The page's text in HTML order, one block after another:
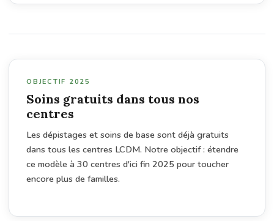
OBJECTIF 2025
Soins gratuits dans tous nos
centres
Les dépistages et soins de base sont déjà gratuits
dans tous les centres LCDM. Notre objectif : étendre
ce modèle à 30 centres d'ici fin 2025 pour toucher
encore plus de familles.